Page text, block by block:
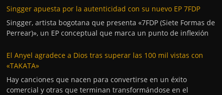
Singger apuesta por la autenticidad con su nuevo EP 7FDP
Singger, artista bogotana que presenta «7FDP (Siete Formas de
Perrear)», un EP conceptual que marca un punto de inflexión
El Anyel agradece a Dios tras superar las 100 mil vistas con
«TAKATA»
Hay canciones que nacen para convertirse en un éxito
comercial y otras que terminan transformándose en el